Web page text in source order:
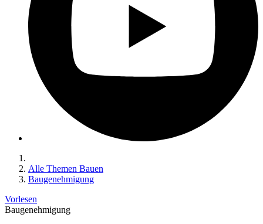
Alle Themen Bauen
Baugenehmigung
Vorlesen
Baugenehmigung